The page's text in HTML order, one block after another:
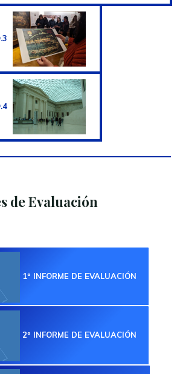
de Evaluación
1º INFORME DE EVALUACIÓN
2º INFORME DE EVALUACIÓN